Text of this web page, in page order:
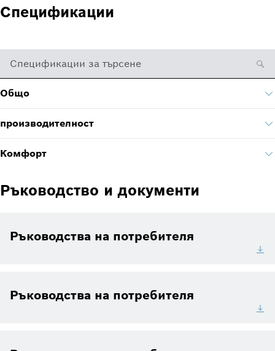
Спецификации
Спецификации за търсене
Общо
производителност
Комфорт
Ръководство и документи
Ръководства на потребителя
Ръководства на потребителя